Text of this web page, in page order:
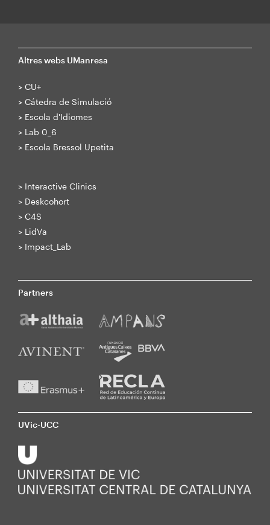
Altres webs UManresa
> CU+
> Cátedra de Simulació
> Escola d'Idiomes
> Lab 0_6
> Escola Bressol Upetita
> Interactive Clinics
> Deskcohort
> C4S
> LidVa
> Impact_Lab
Partners
UVic-UCC